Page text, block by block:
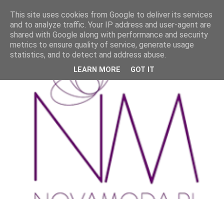
This site uses cookies from Google to deliver its services
and to analyze traffic. Your IP address and user-agent are
shared with Google along with performance and security
metrics to ensure quality of service, generate usage
statistics, and to detect and address abuse.
LEARN MORE GOT IT